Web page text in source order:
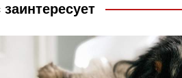
s
s
заинтересует